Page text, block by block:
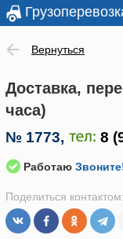
Вернуться
Доставка,
часа)
№ 1773,
Работаю
Поделиться контактом: